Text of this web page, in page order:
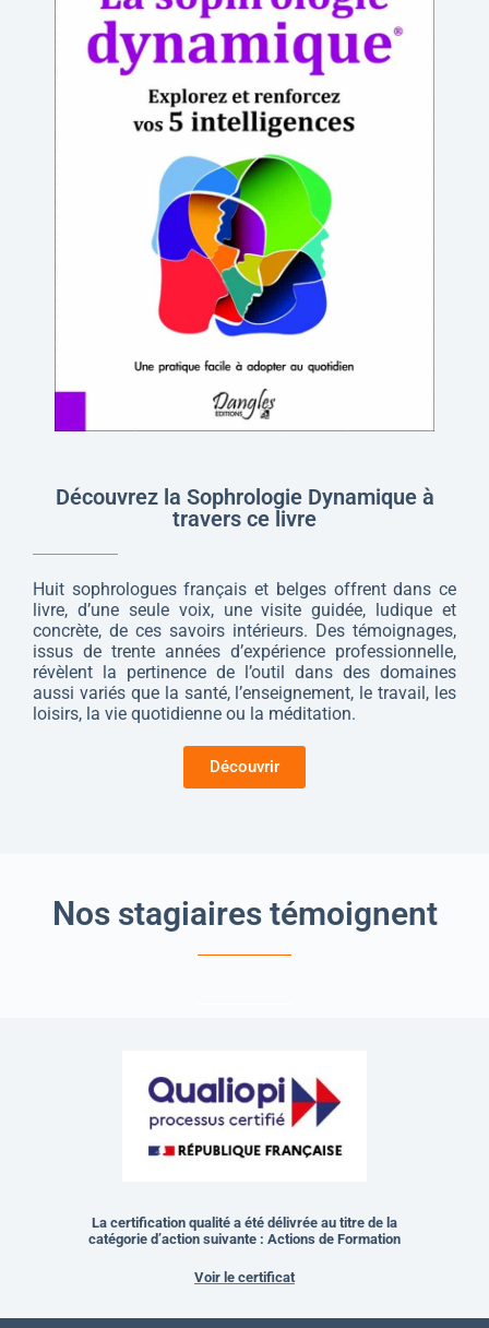
Découvrez la Sophrologie Dynamique à
travers ce livre
Huit sophrologues français et belges offrent dans ce
livre, d’une seule voix, une visite guidée, ludique et
concrète, de ces savoirs intérieurs. Des témoignages,
issus de trente années d’expérience professionnelle,
révèlent la pertinence de l’outil dans des domaines
aussi variés que la santé, l’enseignement, le travail, les
loisirs, la vie quotidienne ou la méditation.
Découvrir
Nos stagiaires témoignent
La certification qualité a été délivrée au titre de la
catégorie d’action suivante : Actions de Formation
Voir le certificat